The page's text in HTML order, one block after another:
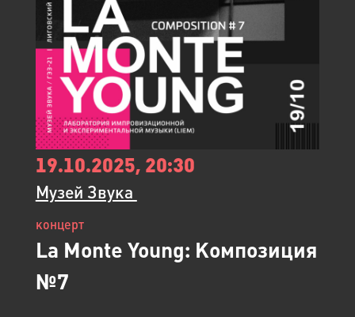
19.10.2025, 20:30
Музей Звука ​
концерт
La Monte Young: Композиция
№7